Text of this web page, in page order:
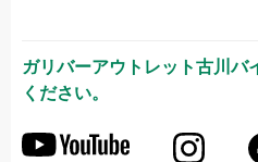
ガリバーアウトレット古川バ
ください。